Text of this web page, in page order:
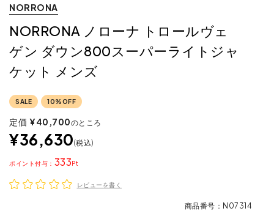
NORRONA
NORRONA ノローナ トロールヴェ
ゲン ダウン800スーパーライトジャ
ケット メンズ
SALE 10%OFF
定価 ¥40,700のところ
¥36,630 税込
333
ポイント
レビューを書く
商品番号 N07314